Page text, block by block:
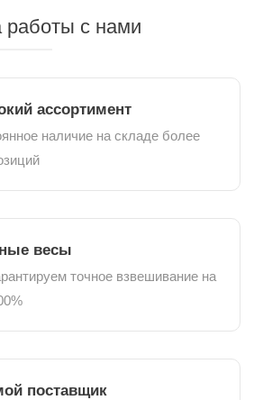
с нами
ассортимент
наличие на складе более
весы
точное взвешивание на
поставщик